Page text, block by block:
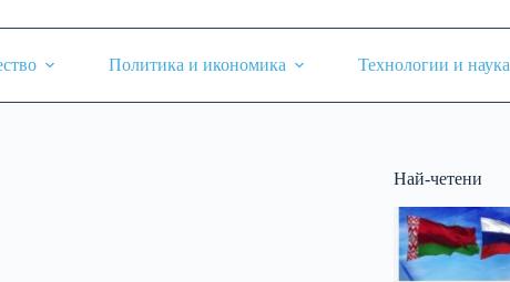
Политика и икономика Технологии и наука
Най-четени